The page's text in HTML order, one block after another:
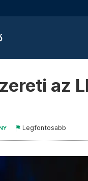
az
Legfontosabb